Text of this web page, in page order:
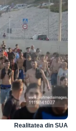
Realitatea din SUA